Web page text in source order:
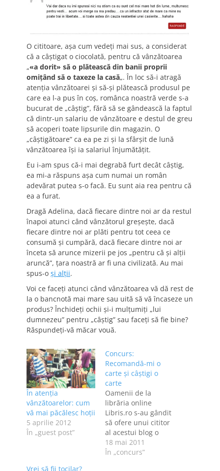
O cititoare, aşa cum vedeţi mai sus, a considerat
că a câştigat o ciocolată, pentru că vânzătoarea
„«a dorit» să o plătească din banii proprii
omiţând să o taxeze la casă„. În loc să-i atragă
atenţia vânzătoarei şi să-şi plătească produsul pe
care ea l-a pus în coş, românca noastră verde s-a
bucurat de „câştig”, fără să se gândească la faptul
că dintr-un salariu de vânzătoare e destul de greu
să acoperi toate lipsurile din magazin. O
„câştigătoare” ca ea pe zi şi la sfârşit de lună
vânzătoarea îşi ia salariul înjumătăţit.
Eu i-am spus că-i mai degrabă furt decât câştig,
ea mi-a răspuns aşa cum numai un român
adevărat putea s-o facă. Eu sunt aia rea pentru că
ea a furat.
Dragă Adelina, dacă fiecare dintre noi ar da restul
înapoi atunci când vânzătorul greşeşte, dacă
fiecare dintre noi ar plăti pentru tot ceea ce
consumă şi cumpără, dacă fiecare dintre noi ar
înceta să arunce mizerii pe jos „pentru că şi alţii
aruncă”, ţara noastră ar fi una civilizată. Au mai
spus-o şi alţii.
Voi ce faceţi atunci când vânzătoarea vă dă rest de
la o bancnotă mai mare sau uită să vă încaseze un
produs? Închideţi ochii şi-i mulţumiţi „lui
dumnezeu” pentru „câştig” sau faceţi să fie bine?
Răspundeţi-vă măcar vouă.
În atenţia
vânzătoarelor: cum
vă mai păcălesc hoţii
5 aprilie 2012
În „guest post”
Concurs:
Recomandă-mi o
carte şi câştigi o
carte
Oamenii de la
librăria online
Libris.ro s-au gândit
să ofere unui cititor
al acestui blog o
carte - titlul este la
alegere. Pentru a o
18 mai 2011
În „concurs”
Vrei să fii tocilar?